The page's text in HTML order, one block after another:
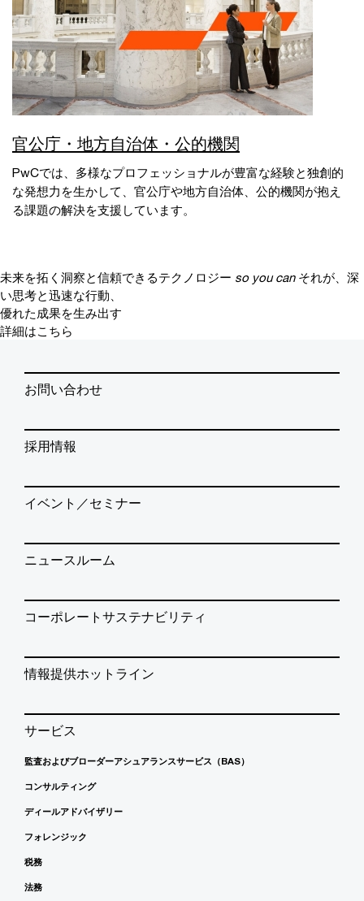
官公庁・地方自治体・公的機関
PwCでは、多様なプロフェッショナルが豊富な経験と独創的
な発想力を生かして、官公庁や地方自治体、公的機関が抱え
る課題の解決を支援しています。
未来を拓く洞察と信頼できるテクノロジー so you can それが、深
い思考と迅速な行動、
優れた成果を生み出す
詳細はこちら
お問い合わせ
採用情報
イベント／セミナー
ニュースルーム
コーポレートサステナビリティ
情報提供ホットライン
サービス
監査およびブローダーアシュアランスサービス（BAS）
コンサルティング
ディールアドバイザリー
フォレンジック
税務
法務